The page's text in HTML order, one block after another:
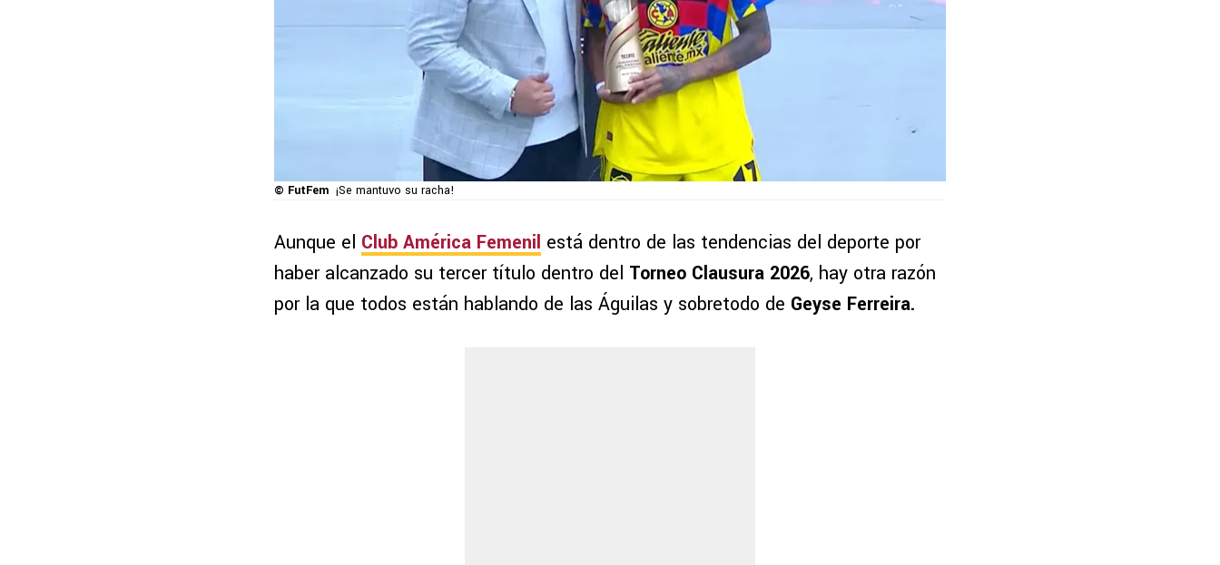
© FutFem ¡Se mantuvo su racha!
Aunque el Club América Femenil está dentro de las tendencias del deporte por
haber alcanzado su tercer título dentro del Torneo Clausura 2026, hay otra razón
por la que todos están hablando de las Águilas y sobretodo de Geyse Ferreira.